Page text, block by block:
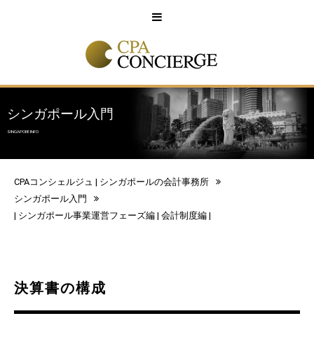
シンガポール入門
SINGAPORE INFO
CPAコンシェルジュ | シンガポールの会計事務所
シンガポール入門
| シンガポール事業運営フェーズ編 | 会計制度編 |
決算書の構成